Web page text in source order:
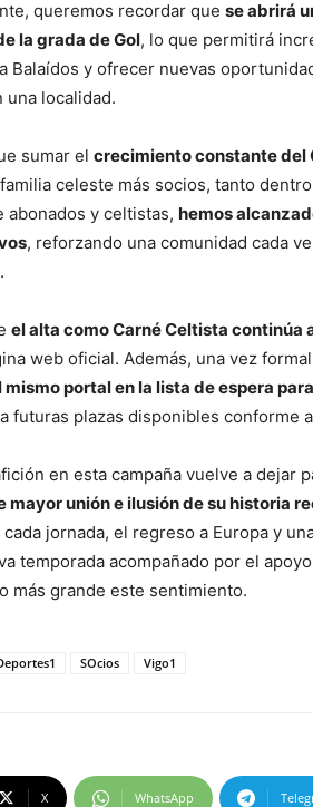
queremos recordar que se abrirá
la grada de Gol, lo que permitirá
Balaídos y ofrecer nuevas
una localidad.
sumar el crecimiento constante del
celeste más socios, tanto
abonados y celtistas, hemos
, reforzando una comunidad cada
el alta como Carné Celtista continúa
web oficial. Además, una vez
portal en la lista de espera
futuras plazas disponibles conforme
en esta campaña vuelve a dejar
mayor unión e ilusión de su historia
jornada, el regreso a Europa y
temporada acompañado por el
más grande este sentimiento.
SOcios Vigo1
X WhatsApp